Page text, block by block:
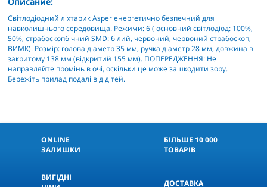
Світлодіодний ліхтарик Asper енергетично безпечний для
навколишнього середовища. Режими: 6 ( основний світлодіод: 100%,
50%, страбоскопбічний SMD: білий, червоний, червоний страбоскоп,
ВИМК). Розмір: голова діаметр 35 мм, ручка діаметр 28 мм, довжина в
закритому 138 мм (відкритий 155 мм). ПОПЕРЕДЖЕННЯ: Не
направляйте промінь в очі, оскільки це може зашкодити зору.
Бережіть прилад подалі від дітей.
ONLINE
ЗАЛИШКИ
БІЛЬШЕ 10 000
ТОВАРІВ
ВИГІДНІ
ДОСТАВКА